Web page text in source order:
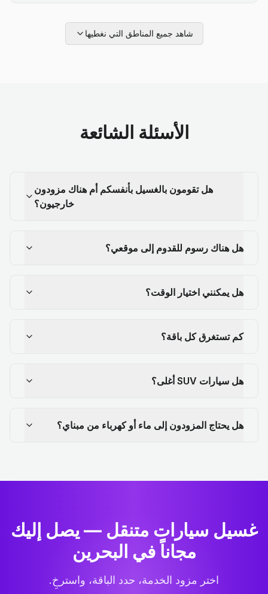
شاهد جميع المناطق التي نغطيها
الأسئلة الشائعة
هل تقومون بالغسيل بأنفسكم أم هناك مزودون
خارجيون؟
هل هناك رسوم للقدوم إلى موقعي؟
هل يمكنني اختيار الوقت؟
كم تستغرق كل باقة؟
هل سيارات SUV أغلى؟
هل يحتاج المزودون إلى ماء أو كهرباء من مبناي؟
غسيل سيارات متنقل — يصل إليك
مجاناً في البحرين
اختر مزود الخدمة، حدد الباقة، واسترخِ.